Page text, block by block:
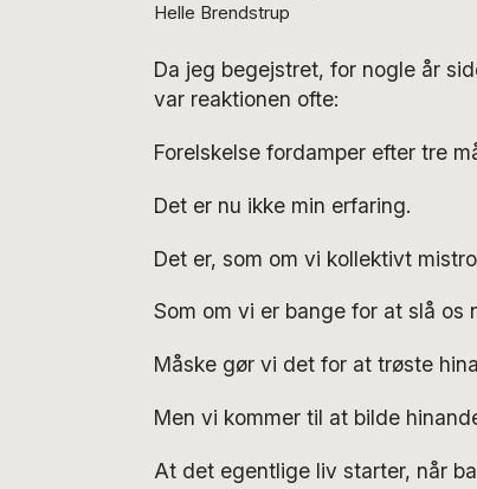
Helle Brendstrup
Da jeg begejstret, for nogle år
var reaktionen ofte:
Forelskelse fordamper efter tre
Det er nu ikke min erfaring.
Det er, som om vi kollektivt
Som om vi er bange for at slå os
Måske gør vi det for at trøste
Men vi kommer til at bilde
At det egentlige liv starter, når